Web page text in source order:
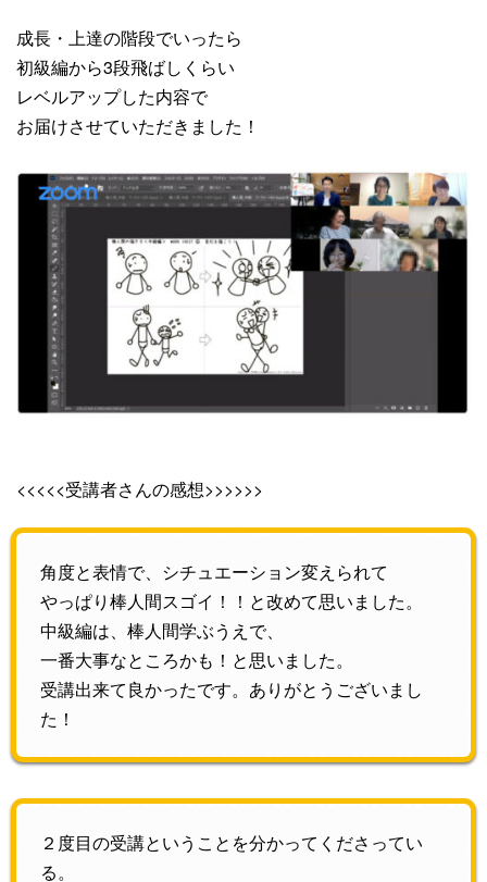
成長・上達の階段でいったら
初級編から3段飛ばしくらい
レベルアップした内容で
お届けさせていただきました！
<<<<<受講者さんの感想>>>>>>
角度と表情で、シチュエーション変えられて
やっぱり棒人間スゴイ！！と改めて思いました。
中級編は、棒人間学ぶうえで、
一番大事なところかも！と思いました。
受講出来て良かったです。ありがとうございまし
た！
２度目の受講ということを分かってくださってい
る。